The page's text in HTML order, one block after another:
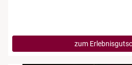
zum